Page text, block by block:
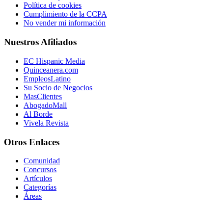
Política de cookies
Cumplimiento de la CCPA
No vender mi información
Nuestros Afiliados
EC Hispanic Media
Quinceanera.com
EmpleosLatino
Su Socio de Negocios
MasClientes
AbogadoMall
Al Borde
Vivela Revista
Otros Enlaces
Comunidad
Concursos
Artículos
Categorías
Áreas